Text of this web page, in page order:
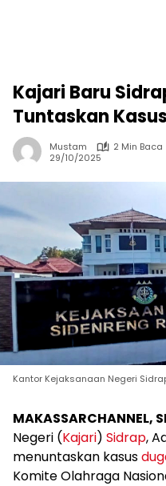
Kajari Baru
Tuntaskan
Mustam
2 Min Baca
29/10/2025
Kantor Kejaksanaan Negeri
MAKASSARCHANNEL,
Negeri (Kajari) Sidrap,
menuntaskan kasus
Komite Olahraga